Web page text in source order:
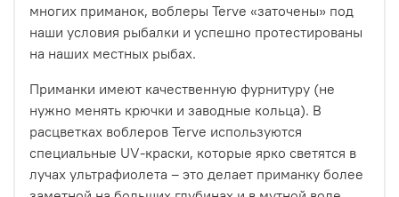
многих приманок, воблеры Terve «заточены» под
наши условия рыбалки и успешно протестированы
на наших местных рыбах.
Приманки имеют качественную фурнитуру (не
нужно менять крючки и заводные кольца). В
расцветках воблеров Terve используются
специальные UV-краски, которые ярко светятся в
лучах ультрафиолета – это делает приманку более